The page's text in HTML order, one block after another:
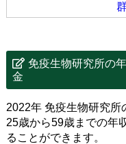
免疫生物研究所の
金
2022年 免疫生物研究所
25歳から59歳までの年
ることができます。